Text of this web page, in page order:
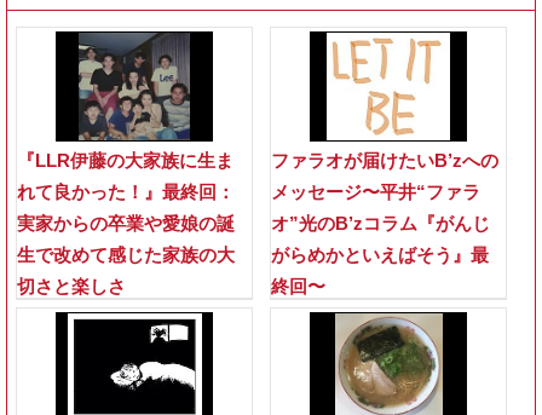
『LLR伊藤の大家族に生ま
れて良かった！』最終回：
実家からの卒業や愛娘の誕
生で改めて感じた家族の大
切さと楽しさ
ファラオが届けたいB’zへの
メッセージ〜平井“ファラ
オ”光のB’zコラム『がんじ
がらめかといえばそう』最
終回〜